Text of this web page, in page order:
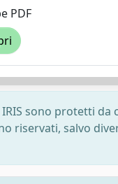
PDF
sono protetti da
riservati, salvo